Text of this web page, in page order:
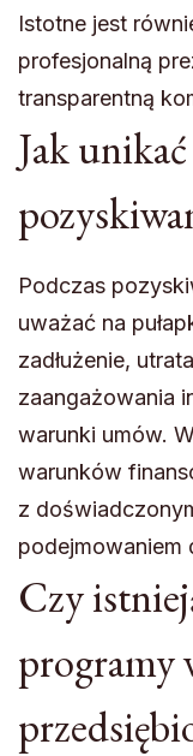
Istotne jest
profesjonalną
transparentną
Jak
Podczas
uważać na
zadłużenie,
zaangażowania
warunki umów.
warunków
z
podejmowaniem
Czy
programy